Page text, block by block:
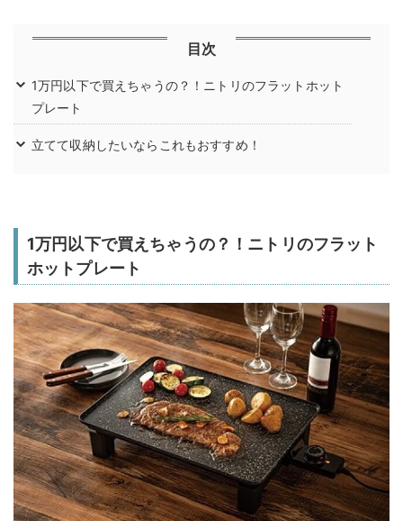
目次
1万円以下で買えちゃうの？！ニトリのフラットホット
プレート
立てて収納したいならこれもおすすめ！
1万円以下で買えちゃうの？！ニトリのフラット
ホットプレート